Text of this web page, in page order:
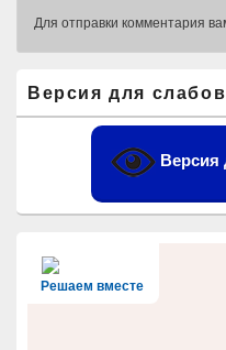
Для отправки комментария
основной
боковой
Версия для
Версия
Решаем вместе